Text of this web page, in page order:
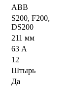
ABB
S200, F200,
DS200
211 мм
63 А
12
Штырь
Да